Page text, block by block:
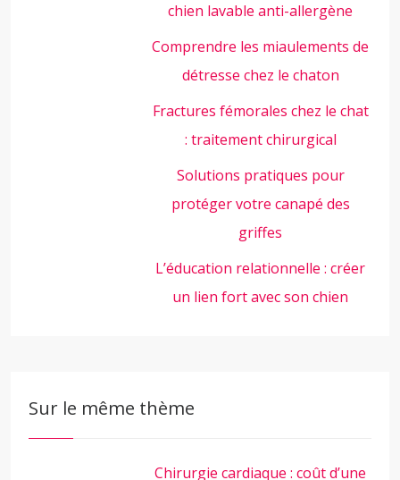
chien lavable anti-allergène
Comprendre les miaulements de
détresse chez le chaton
Fractures fémorales chez le chat
: traitement chirurgical
Solutions pratiques pour
protéger votre canapé des
griffes
L’éducation relationnelle : créer
un lien fort avec son chien
Sur le même thème
Chirurgie cardiaque : coût d’une